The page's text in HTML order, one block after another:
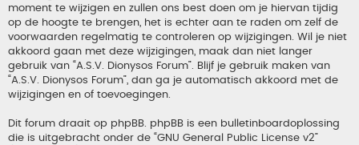
moment te wijzigen en zullen ons best doen om je hiervan tijdig
op de hoogte te brengen, het is echter aan te raden om zelf de
voorwaarden regelmatig te controleren op wijzigingen. Wil je niet
akkoord gaan met deze wijzigingen, maak dan niet langer
gebruik van “A.S.V. Dionysos Forum”. Blijf je gebruik maken van
“A.S.V. Dionysos Forum”, dan ga je automatisch akkoord met de
wijzigingen en of toevoegingen.
Dit forum draait op phpBB. phpBB is een bulletinboardoplossing
die is uitgebracht onder de “GNU General Public License v2”